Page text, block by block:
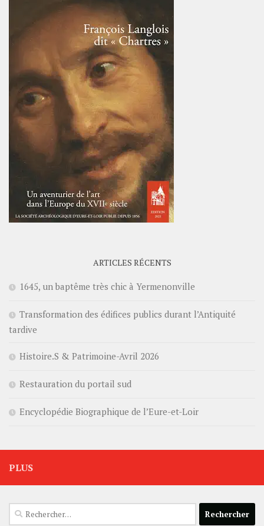
ARTICLES RÉCENTS
1645, un baptême très chic à Yermenonville
Transformation des édifices publics durant l’Antiquité
tardive
Histoire.S & Patrimoine-Avril 2026
Restauration du portail sud
Encyclopédie Biographique de l’Eure-et-Loir
PLUS
Rechercher :